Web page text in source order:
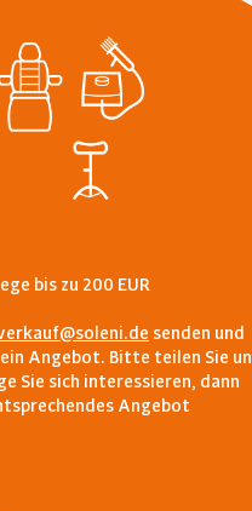
bis zu 200 EUR
senden und
Angebot. Bitte teilen Sie
Sie sich interessieren, dann
Angebot